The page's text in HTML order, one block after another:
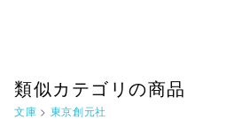
類似カテゴリの商品
文庫 > 東京創元社